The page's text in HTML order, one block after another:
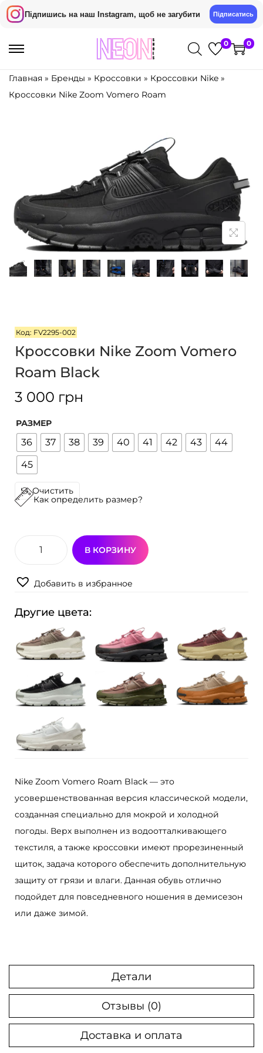
Підпишись на наш Instagram, щоб не загубити Підписатись
S
n
a
v
i
g
a
t
i
S
c
o
n
t
e
n
t
0 0
Главная » Бренды » Кроссовки » Кроссовки Nike »
Кроссовки Nike Zoom Vomero Roam
Код: FV2295-002
Кроссовки Nike Zoom Vomero
Roam Black
3 000 грн
РАЗМЕР
36 37 38 39 40 41 42 43
44
45
Очистить
Как определить размер?
л
е
с
в
о
о
в
р
а
К
р
о
с
с
о
в
N
e
o
В КОРЗИНУ
Добавить в избранное
Другие цвета:
Nike Zoom Vomero Roam Black — это
усовершенствованная версия классической модели,
созданная специально для мокрой и холодной
погоды. Верх выполнен из водоотталкивающего
текстиля, а также кроссовки имеют прорезиненный
щиток, задача которого обеспечить дополнительную
защиту от грязи и влаги. Данная обувь отлично
подойдет для повседневного ношения в демисезон
или даже зимой.
Детали
Отзывы (0)
Доставка и оплата